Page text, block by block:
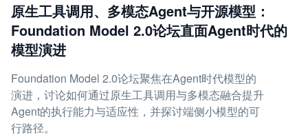
原生工具调用、多模态Agent与开源模型：
Foundation Model 2.0论坛直面Agent时代的
模型演进
Foundation Model 2.0论坛聚焦在Agent时代模型的
演进，讨论如何通过原生工具调用与多模态融合提升
Agent的执行能力与适应性，并探讨端侧小模型的可
行路径。